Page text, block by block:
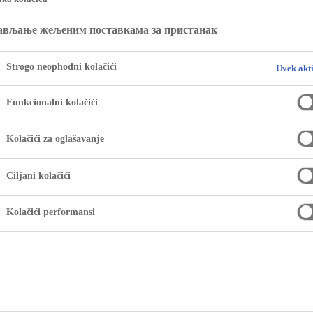
жељеним поставкама за пристанак
Strogo neophodni kolačići Uvek
Funkcionalni kolačići
Kolačići za oglašavanje
Ciljani kolačići
Kolačići performansi